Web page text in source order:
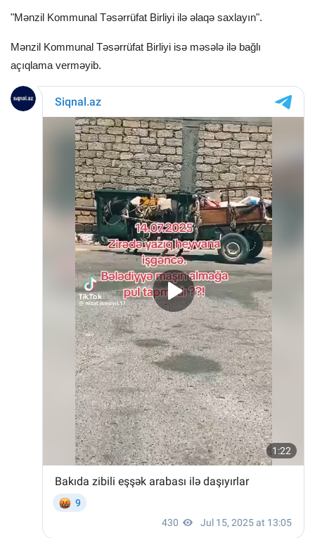
"Mənzil Kommunal Təsərrüfat Birliyi ilə əlaqə saxlayın".
Mənzil Kommunal Təsərrüfat Birliyi isə məsələ ilə bağlı
açıqlama verməyib.